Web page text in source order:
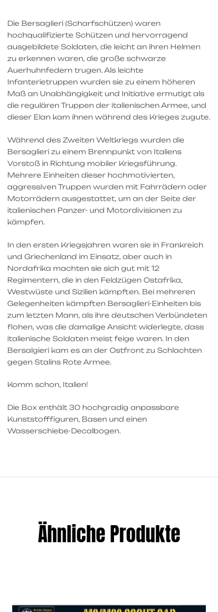
Die Bersaglieri (Scharfschützen) waren
hochqualifizierte Schützen und hervorragend
ausgebildete Soldaten, die leicht an ihren Helmen
zu erkennen waren, die große schwarze
Auerhuhnfedern trugen. Als leichte
Infanterietruppen wurden sie zu einem höheren
Maß an Unabhängigkeit und Initiative ermutigt als
die regulären Truppen der italienischen Armee, und
dieser Elan kam ihnen während des Krieges zugute.
Während des Zweiten Weltkriegs wurden die
Bersaglieri zu einem Brennpunkt von Italiens
Vorstoß in Richtung mobiler Kriegsführung.
Mehrere Einheiten dieser hochmotivierten,
aggressiven Truppen wurden mit Fahrrädern oder
Motorrädern ausgestattet, um an der Seite der
italienischen Panzer- und Motordivisionen zu
kämpfen.
In den ersten Kriegsjahren waren sie in Frankreich
und Griechenland im Einsatz, aber auch in
Nordafrika machten sie sich gut mit 12
Regimentern, die in den Feldzügen Ostafrika,
Westwüste und Sizilien kämpften. Bei mehreren
Gelegenheiten kämpften Bersaglieri-Einheiten bis
zum letzten Mann, als ihre deutschen Verbündeten
flohen, was die damalige Ansicht widerlegte, dass
italienische Soldaten meist feige waren. In den
Bersalgieri kam es an der Ostfront zu Schlachten
gegen Stalins Rote Armee.
Komm schon, Italien!
Die Box enthält 30 hochgradig anpassbare
Kunststofffiguren, Basen und einen
Wasserschiebe-Decalbogen.
Ähnliche Produkte